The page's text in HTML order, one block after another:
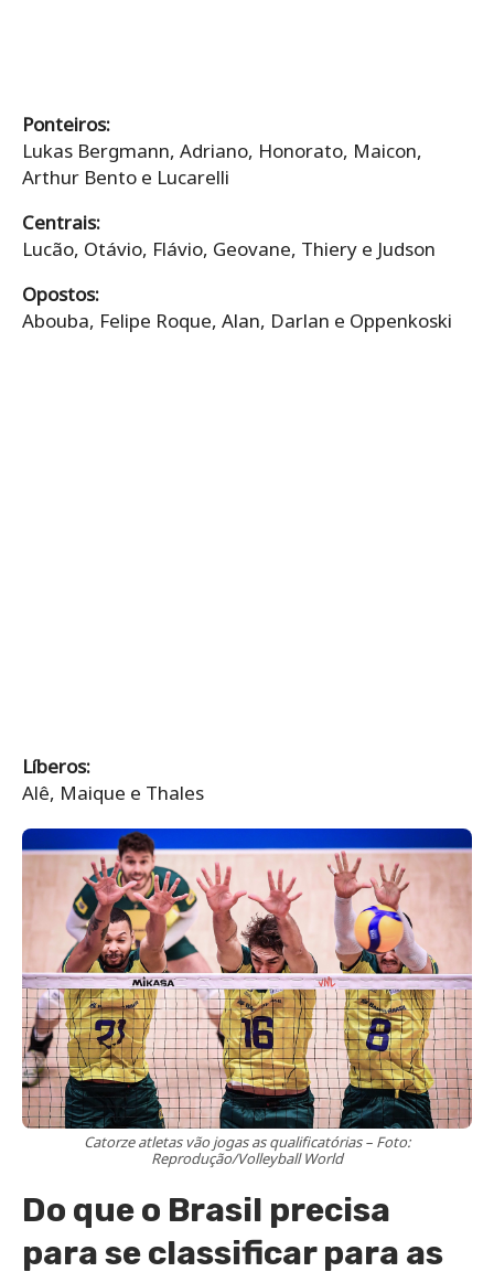
Ponteiros:
Lukas Bergmann, Adriano, Honorato, Maicon,
Arthur Bento e Lucarelli
Centrais:
Lucão, Otávio, Flávio, Geovane, Thiery e Judson
Opostos:
Abouba, Felipe Roque, Alan, Darlan e Oppenkoski
Líberos:
Alê, Maique e Thales
Catorze atletas vão jogas as qualificatórias – Foto:
Reprodução/Volleyball World
Do que o Brasil precisa
para se classificar para as